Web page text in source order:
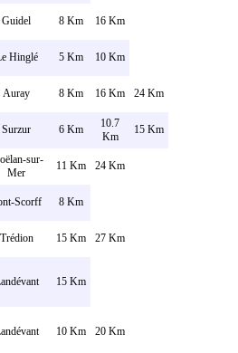
Guidel 8 Km 16 Km
Hinglé 5 Km 10 Km
Auray 8 Km 16 Km 24 Km
Surzur 6 Km
10.7
Km
15 Km
sur-
Mer
11 Km 24 Km
Scorff 8 Km
Trédion 15 Km 27 Km
15 Km
10 Km 20 Km